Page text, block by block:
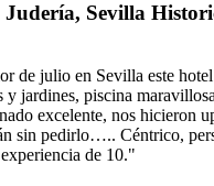
Judería, Sevilla
de julio en Sevilla este
y jardines, piscina
excelente, nos hicieron
sin pedirlo….. Céntrico,
de 10."